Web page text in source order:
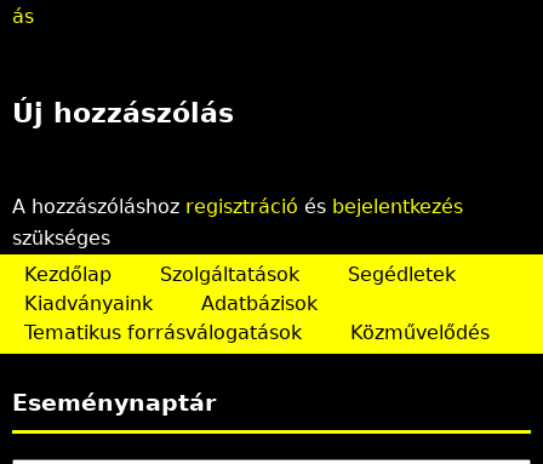
ás
Új hozzászólás
A hozzászóláshoz regisztráció és bejelentkezés
szükséges
Kezdőlap
Szolgáltatások
Segédletek
Kiadványaink
Adatbázisok
Tematikus forrásválogatások
Közművelődés
Eseménynaptár